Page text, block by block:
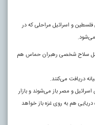
و اسرائیل مراحلی که در
سلاح شخصی رهبران حماس هم
دریافت می‌کنند.
و مصر باز می‌شوند و بازار
هم به روی غزه باز خواهد